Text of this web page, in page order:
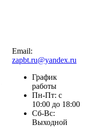
Email:
zapbt.ru@yandex.ru
График
работы
Пн-Пт: с
10:00 до 18:00
Сб-Вс:
Выходной